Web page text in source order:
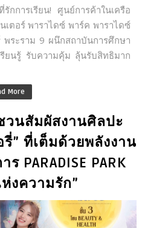
กการเรียน! ศูนย์การค้าในเครือ
ตอร์ พาราไดซ์ พาร์ค พาราไดซ์
พระราม 9 ผนึกสถาบันการศึกษา
ยนรู้ รับความคุ้ม ลุ้นรับสิทธิมาก
More
วนสัมผัสงานศิลปะ
” ที่เต็มด้วยพลังงาน
PARADISE PARK
งความรัก”